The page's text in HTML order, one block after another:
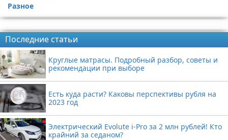
Разное
Последние статьи
Круглые матрасы. Подробный разбор, советы и
рекомендации при выборе
Есть куда расти? Каковы перспективы рубля на
2023 год
Электрический Evolute i-Pro за 2 млн рублей! Кто
крайний за седаном?